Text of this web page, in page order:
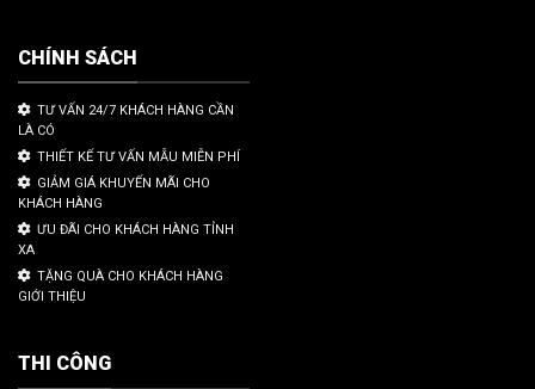
CHÍNH SÁCH
TƯ VẤN 24/7 KHÁCH HÀNG CẦN
LÀ CÓ
THIẾT KẾ TƯ VẤN MẪU MIỄN PHÍ
GIẢM GIÁ KHUYẾN MÃI CHO
KHÁCH HÀNG
ƯU ĐÃI CHO KHÁCH HÀNG TỈNH
XA
TẶNG QUÀ CHO KHÁCH HÀNG
GIỚI THIỆU
THI CÔNG